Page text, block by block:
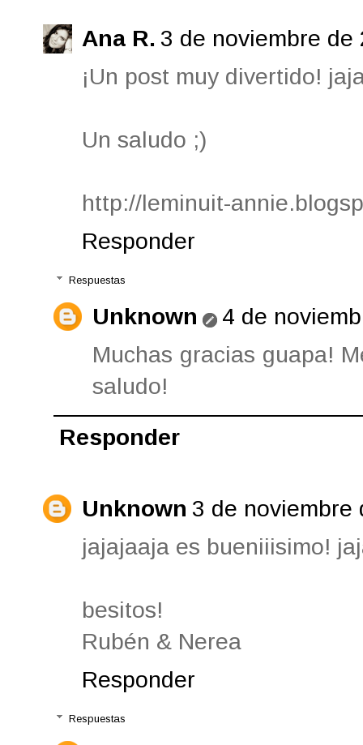
Ana R. 3 de noviembre de
¡Un post muy divertido!
Un saludo ;)
http://leminuit-
Responder
Respuestas
Unknown
4 de
Muchas gracias guapa!
saludo!
Responder
Unknown 3 de noviembre
jajajaaja es bueniiisimo!
besitos!
Rubén & Nerea
Responder
Respuestas